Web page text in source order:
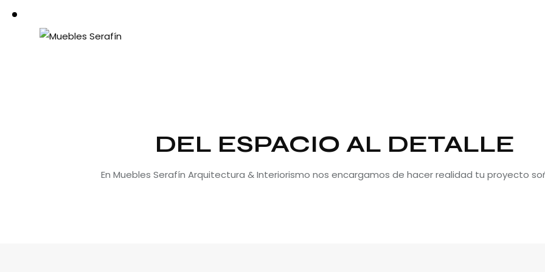
DEL ESPACIO AL DETALLE
En Muebles Serafín Arquitectura & Interiorismo nos encargamos de hacer realidad tu proyecto